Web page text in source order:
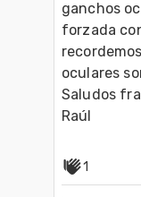
ganchos
forzada
oculares
Saludos
Raúl
1